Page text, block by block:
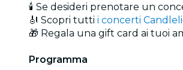
🕯️ Se desideri prenotare un
🎻 Scopri tutti i concerti
🎁 Regala una gift card ai tuoi
Programma